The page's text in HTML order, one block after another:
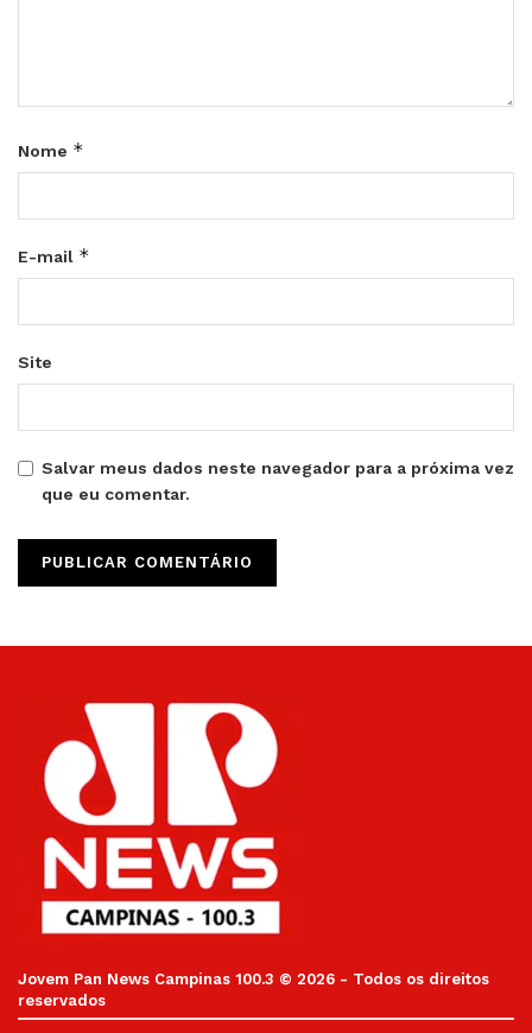
Nome *
E-mail *
Site
Salvar meus dados neste navegador para a próxima vez
que eu comentar.
Jovem Pan News Campinas 100.3 © 2026 - Todos os direitos
reservados